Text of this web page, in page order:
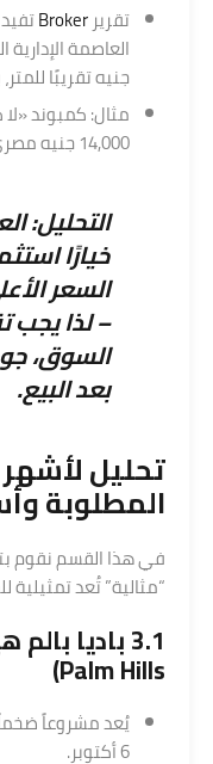
تقرير Broker
جنيه تقريبًا
مثال: كمبوند
14,000 جنيه مصري تقريبًا.
التحليل:
خيارًا
السعر
– لذا يجب
السوق،
بعد البيع.
تحليل
المطلوبة
في هذا القسم نقوم
“مثالية” تُعد
Palm Hills)
6 أكتوبر.